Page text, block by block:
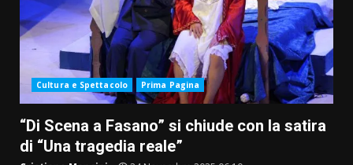
Cultura e Spettacolo Prima Pagina
“Di Scena a Fasano” si chiude con la satira
di “Una tragedia reale”